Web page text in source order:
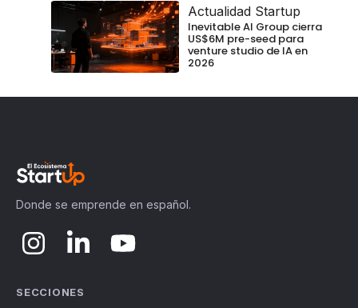
Actualidad Startup
Inevitable AI Group cierra
US$6M pre-seed para
venture studio de IA en
2026
Donde se emprende en español.
SECCIONES